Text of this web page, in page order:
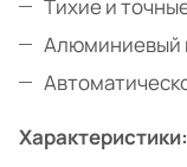
Тихие и
Алюминиевый
Характеристики: